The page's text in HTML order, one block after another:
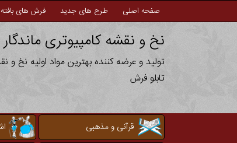
صفحه اصلی طرح های جدید فرش های
نخ و نقشه کامپیوتری ماندگار
تولید و عرضه کننده بهترین مواد اولیه نخ و
تابلو فرش
قرآنی و مذهبی